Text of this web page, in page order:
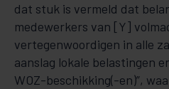
dat stuk is vermeld dat
medewerkers van [Y]
vertegenwoordigen in alle
aanslag lokale belastingen
WOZ-beschikking(-en)”,